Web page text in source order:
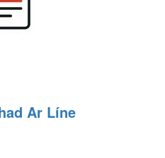
Ar Líne